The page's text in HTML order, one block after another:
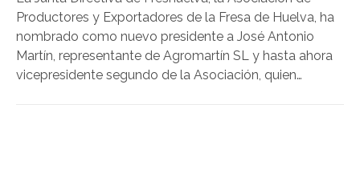
Productores y Exportadores de la Fresa de Huelva, ha
nombrado como nuevo presidente a José Antonio
Martín, representante de Agromartín SL y hasta ahora
vicepresidente segundo de la Asociación, quien